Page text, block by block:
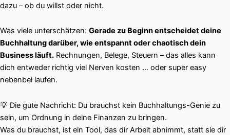
dazu – ob du willst oder nicht.
Was viele unterschätzen: Gerade zu Beginn entscheidet deine
Buchhaltung darüber, wie entspannt oder chaotisch dein
Business läuft. Rechnungen, Belege, Steuern – das alles kann
dich entweder richtig viel Nerven kosten … oder super easy
nebenbei laufen.
💡 Die gute Nachricht: Du brauchst kein Buchhaltungs-Genie zu
sein, um Ordnung in deine Finanzen zu bringen.
Was du brauchst, ist ein Tool, das dir Arbeit abnimmt, statt sie dir